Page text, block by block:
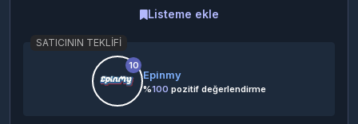
0 değerlendirme
Listeme ekle
SATICININ TEKLIFI
10
Epinmy
%100 pozitif değerlendirme